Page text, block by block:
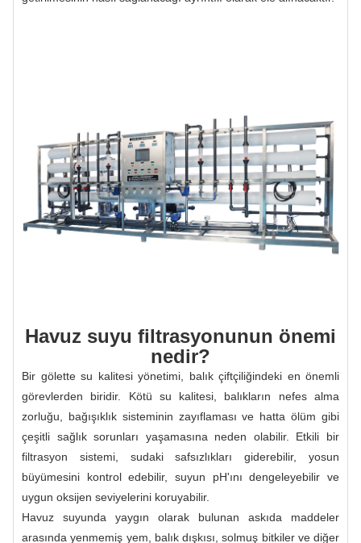
Havuz suyu filtrasyonunun önemi
nedir?
Bir gölette su kalitesi yönetimi, balık çiftçiliğindeki en önemli
görevlerden biridir. Kötü su kalitesi, balıkların nefes alma
zorluğu, bağışıklık sisteminin zayıflaması ve hatta ölüm gibi
çeşitli sağlık sorunları yaşamasına neden olabilir. Etkili bir
filtrasyon sistemi, sudaki safsızlıkları giderebilir, yosun
büyümesini kontrol edebilir, suyun pH'ını dengeleyebilir ve
uygun oksijen seviyelerini koruyabilir.
Havuz suyunda yaygın olarak bulunan askıda maddeler
arasında yenmemiş yem, balık dışkısı, solmuş bitkiler ve diğer